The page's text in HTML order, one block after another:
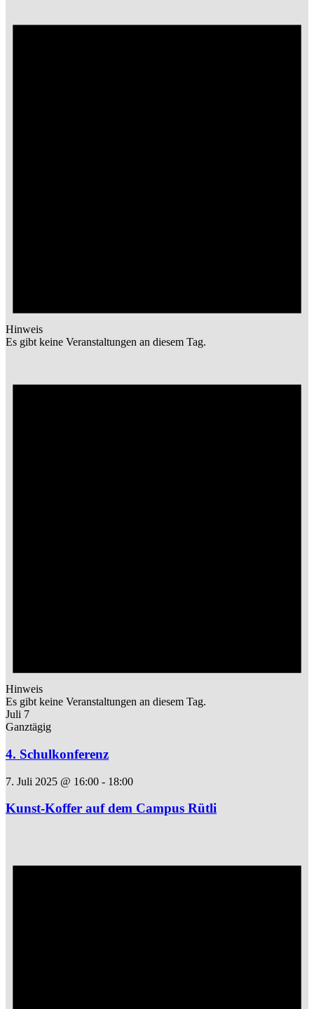
Hinweis
Es gibt keine Veranstaltungen an diesem Tag.
Hinweis
Es gibt keine Veranstaltungen an diesem Tag.
Juli 7
Ganztägig
4. Schulkonferenz
7. Juli 2025 @ 16:00 - 18:00
Kunst-Koffer auf dem Campus Rütli